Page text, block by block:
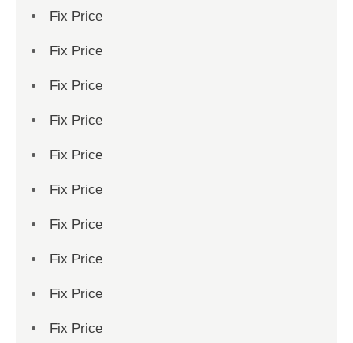
Fix Price
Fix Price
Fix Price
Fix Price
Fix Price
Fix Price
Fix Price
Fix Price
Fix Price
Fix Price